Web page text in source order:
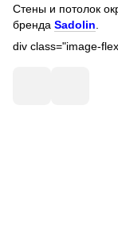
Стены и потолок
бренда Sadolin.
div class="image-